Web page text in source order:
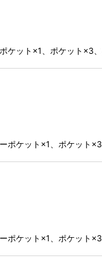
ケット×1、ポケット×3
ポケット×1、ポケット
ポケット×1、ポケット